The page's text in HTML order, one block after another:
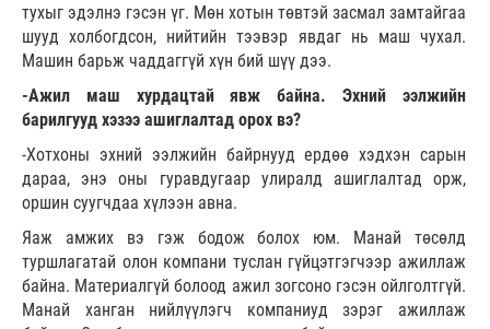
тухыг эдэлнэ гэсэн үг. Мөн хотын төвтэй засмал замтайгаа
шууд холбогдсон, нийтийн тээвэр явдаг нь маш чухал.
Машин барьж чаддаггүй хүн бий шүү дээ.
-Ажил маш хурдацтай явж байна. Эхний ээлжийн
барилгууд хэзээ ашиглалтад орох вэ?
-Хотхоны эхний ээлжийн байрнууд ердөө хэдхэн сарын
дараа, энэ оны гуравдугаар улиралд ашиглалтад орж,
оршин суугчдаа хүлээн авна.
Яаж амжих вэ гэж бодож болох юм. Манай төсөлд
туршлагатай олон компани туслан гүйцэтгэгчээр ажиллаж
байна. Материалгүй болоод ажил зогсоно гэсэн ойлголтгүй.
Манай ханган нийлүүлэгч компаниуд зэрэг ажиллаж